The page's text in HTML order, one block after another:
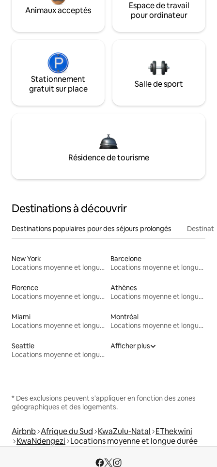
Animaux acceptés
Espace de travail
pour ordinateur
Stationnement
gratuit sur place
Salle de sport
Résidence de tourisme
Destinations à découvrir
Destinations populaires pour des séjours prolongés
New York
Locations moyenne et longue durée
Barcelone
Locations moyenne et longue durée
Florence
Locations moyenne et longue durée
Athènes
Locations moyenne et longue durée
Miami
Locations moyenne et longue durée
Montréal
Locations moyenne et longue durée
Seattle
Locations moyenne et longue durée
Afficher plus
* Des exclusions peuvent s'appliquer en fonction des zones
géographiques et des logements.
Airbnb Afrique du Sud KwaZulu-Natal EThekwini
KwaNdengezi Locations moyenne et longue durée